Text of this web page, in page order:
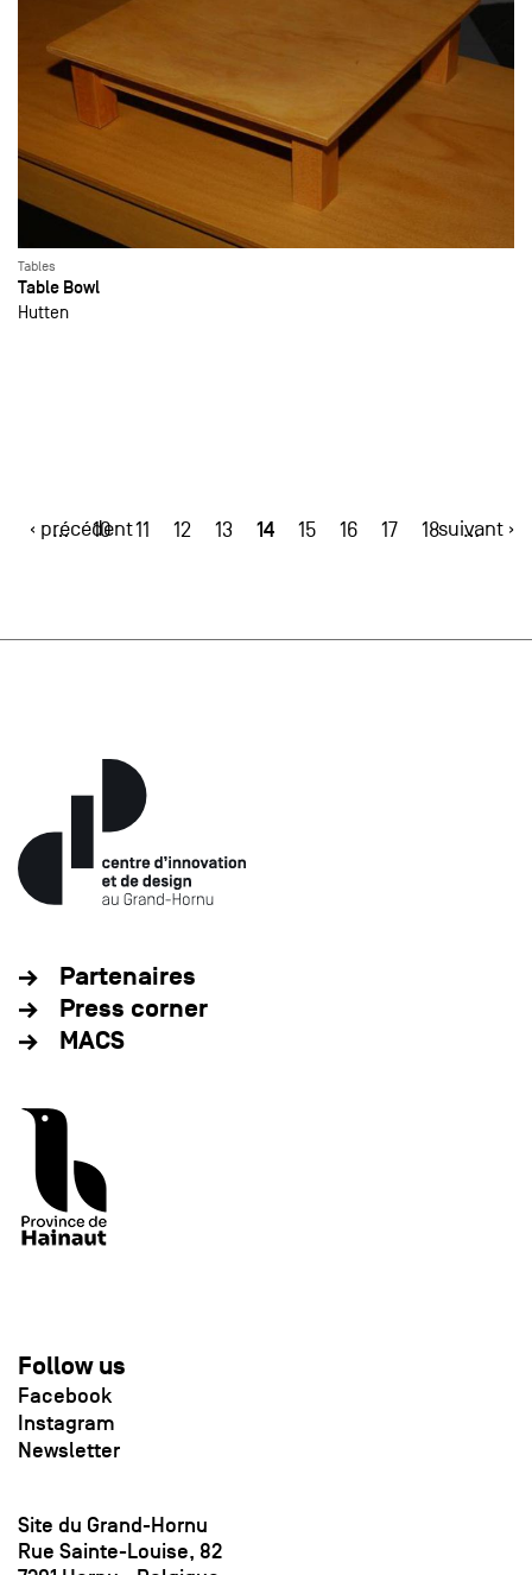
Tables
Table Bowl
Hutten
‹ précédent
… 10 11 12 13 14 15 16 17 18 …
suivant ›
Partenaires
Press corner
MACS
Follow us
Facebook
Instagram
Newsletter
Site du Grand-Hornu
Rue Sainte-Louise, 82